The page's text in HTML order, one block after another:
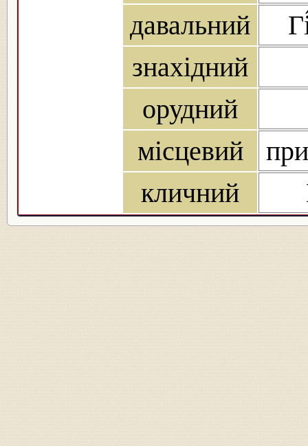
давальний
знахідний
орудний
місцевий
кличний